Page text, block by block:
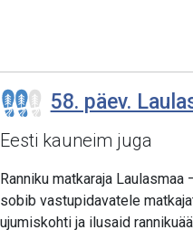
58. päev.
Eesti kauneim juga
Ranniku matkaraja
sobib vastupidavatele
ujumiskohti ja ilusaid